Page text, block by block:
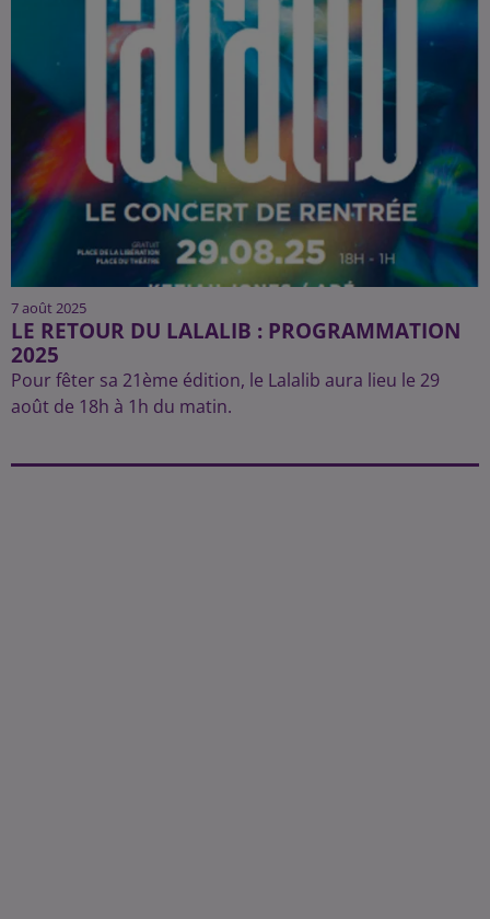
7 août 2025
LE RETOUR DU LALALIB : PROGRAMMATION
2025
Pour fêter sa 21ème édition, le Lalalib aura lieu le 29
août de 18h à 1h du matin.